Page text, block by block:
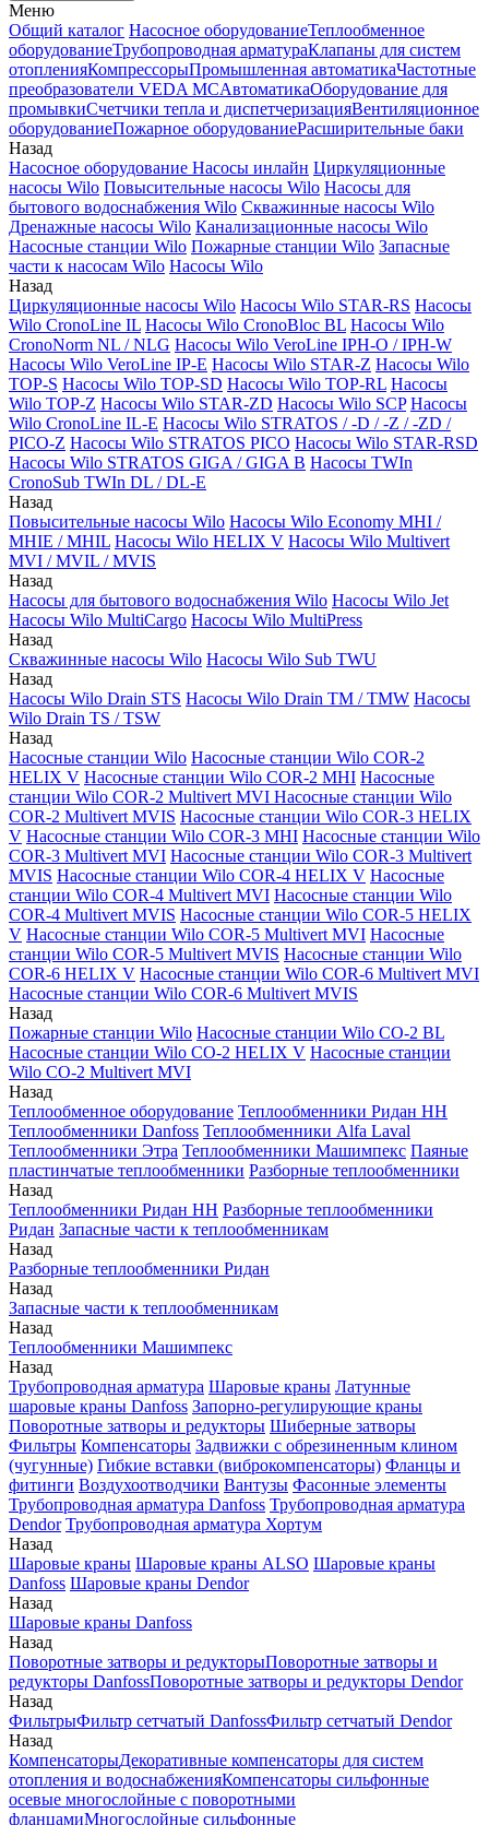
Меню
Общий каталог Насосное оборудованиеТеплообменное
оборудованиеТрубопроводная арматураКлапаны для систем
отопленияКомпрессорыПромышленная автоматикаЧастотные
преобразователи VEDA MCАвтоматикаОборудование для
промывкиСчетчики тепла и диспетчеризацияВентиляционное
оборудованиеПожарное оборудованиеРасширительные баки
Назад
Насосное оборудование Насосы инлайн Циркуляционные
насосы Wilo Повысительные насосы Wilo Насосы для
бытового водоснабжения Wilo Скважинные насосы Wilo
Дренажные насосы Wilo Канализационные насосы Wilo
Насосные станции Wilo Пожарные станции Wilo Запасные
части к насосам Wilo Насосы Wilo
Назад
Циркуляционные насосы Wilo Насосы Wilo STAR-RS Насосы
Wilo CronoLine IL Насосы Wilo CronoBloc BL Насосы Wilo
CronoNorm NL / NLG Насосы Wilo VeroLine IPH-O / IPH-W
Насосы Wilo VeroLine IP-E Насосы Wilo STAR-Z Насосы Wilo
TOP-S Насосы Wilo TOP-SD Насосы Wilo TOP-RL Насосы
Wilo TOP-Z Насосы Wilo STAR-ZD Насосы Wilo SCP Насосы
Wilo CronoLine IL-E Насосы Wilo STRATOS / -D / -Z / -ZD /
PICO-Z Насосы Wilo STRATOS PICO Насосы Wilo STAR-RSD
Насосы Wilo STRATOS GIGA / GIGA B Насосы TWIn
CronoSub TWIn DL / DL-E
Назад
Повысительные насосы Wilo Насосы Wilo Economy MHI /
MHIE / MHIL Насосы Wilo HELIX V Насосы Wilo Multivert
MVI / MVIL / MVIS
Назад
Насосы для бытового водоснабжения Wilo Насосы Wilo Jet
Насосы Wilo MultiCargo Насосы Wilo MultiPress
Назад
Скважинные насосы Wilo Насосы Wilo Sub TWU
Назад
Насосы Wilo Drain STS Насосы Wilo Drain TM / TMW Насосы
Wilo Drain TS / TSW
Назад
Насосные станции Wilo Насосные станции Wilo COR-2
HELIX V Насосные станции Wilo COR-2 MHI Насосные
станции Wilo COR-2 Multivert MVI Насосные станции Wilo
COR-2 Multivert MVIS Насосные станции Wilo COR-3 HELIX
V Насосные станции Wilo COR-3 MHI Насосные станции Wilo
COR-3 Multivert MVI Насосные станции Wilo COR-3 Multivert
MVIS Насосные станции Wilo COR-4 HELIX V Насосные
станции Wilo COR-4 Multivert MVI Насосные станции Wilo
COR-4 Multivert MVIS Насосные станции Wilo COR-5 HELIX
V Насосные станции Wilo COR-5 Multivert MVI Насосные
станции Wilo COR-5 Multivert MVIS Насосные станции Wilo
COR-6 HELIX V Насосные станции Wilo COR-6 Multivert MVI
Насосные станции Wilo COR-6 Multivert MVIS
Назад
Пожарные станции Wilo Насосные станции Wilo CO-2 BL
Насосные станции Wilo CO-2 HELIX V Насосные станции
Wilo CO-2 Multivert MVI
Назад
Теплообменное оборудование Теплообменники Ридан НН
Теплообменники Danfoss Теплообменники Alfa Laval
Теплообменники Этра Теплообменники Машимпекс Паяные
пластинчатые теплообменники Разборные теплообменники
Назад
Теплообменники Ридан НН Разборные теплообменники
Ридан Запасные части к теплообменникам
Назад
Разборные теплообменники Ридан
Назад
Запасные части к теплообменникам
Назад
Теплообменники Машимпекс
Назад
Трубопроводная арматура Шаровые краны Латунные
шаровые краны Danfoss Запорно-регулирующие краны
Поворотные затворы и редукторы Шиберные затворы
Фильтры Компенсаторы Задвижки с обрезиненным клином
(чугунные) Гибкие вставки (виброкомпенсаторы) Фланцы и
фитинги Воздухоотводчики Вантузы Фасонные элементы
Трубопроводная арматура Danfoss Трубопроводная арматура
Dendor Трубопроводная арматура Хортум
Назад
Шаровые краны Шаровые краны ALSO Шаровые краны
Danfoss Шаровые краны Dendor
Назад
Шаровые краны Danfoss
Назад
Поворотные затворы и редукторыПоворотные затворы и
редукторы DanfossПоворотные затворы и редукторы Dendor
Назад
ФильтрыФильтр сетчатый DanfossФильтр сетчатый Dendor
Назад
КомпенсаторыДекоративные компенсаторы для систем
отопления и водоснабженияКомпенсаторы сильфонные
осевые многослойные с поворотными
фланцамиМногослойные сильфонные